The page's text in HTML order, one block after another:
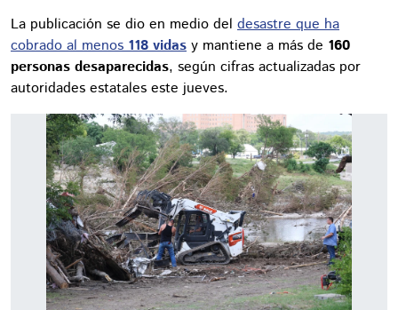
La publicación se dio en medio del desastre que ha
cobrado al menos 118 vidas y mantiene a más de 160
personas desaparecidas, según cifras actualizadas por
autoridades estatales este jueves.